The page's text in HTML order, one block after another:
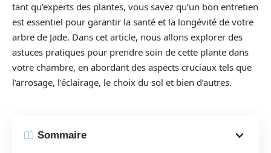
tant qu’experts des plantes, vous savez qu’un bon entretien
est essentiel pour garantir la santé et la longévité de votre
arbre de Jade. Dans cet article, nous allons explorer des
astuces pratiques pour prendre soin de cette plante dans
votre chambre, en abordant des aspects cruciaux tels que
l’arrosage, l’éclairage, le choix du sol et bien d’autres.
Sommaire